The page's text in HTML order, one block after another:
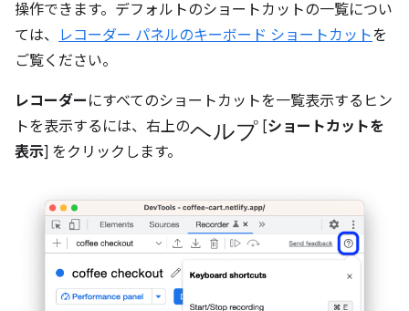
操作できます。デフォルトのショートカットの一覧につい
ては、
レコーダー パネルのキーボード ショートカットを
ご覧ください。
レコーダー にすべてのショートカットを一覧表示するヒン
トを表示するには、右上のヘルプ [ショートカットを
表示] をクリックします。